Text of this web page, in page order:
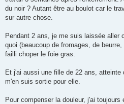
du noir ? Autant être au boulot car le
sur autre chose.
Pendant 2 ans, je me suis laissée aller
quoi (beaucoup de fromages, de
failli choper le foie gras.
Et j'ai aussi une fille de 22 ans, atteinte
m'en suis sortie pour elle.
Pour compenser la douleur, j'ai